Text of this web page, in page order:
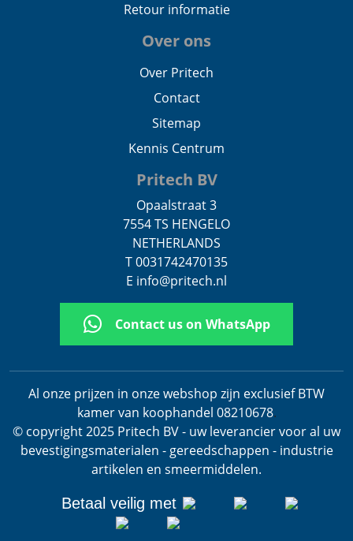
Retour informatie
Over ons
Over Pritech
Contact
Sitemap
Kennis Centrum
Pritech BV
Opaalstraat 3
7554 TS HENGELO
NETHERLANDS
T 0031742470135
E info@pritech.nl
Contact us on WhatsApp
Al onze prijzen in onze webshop zijn exclusief BTW
kamer van koophandel 08210678.
© copyright 2025 Pritech BV - uw leverancier voor al uw
bevestigingsmaterialen - gereedschappen - industrie
artikelen en smeermiddelen.
Betaal veilig met